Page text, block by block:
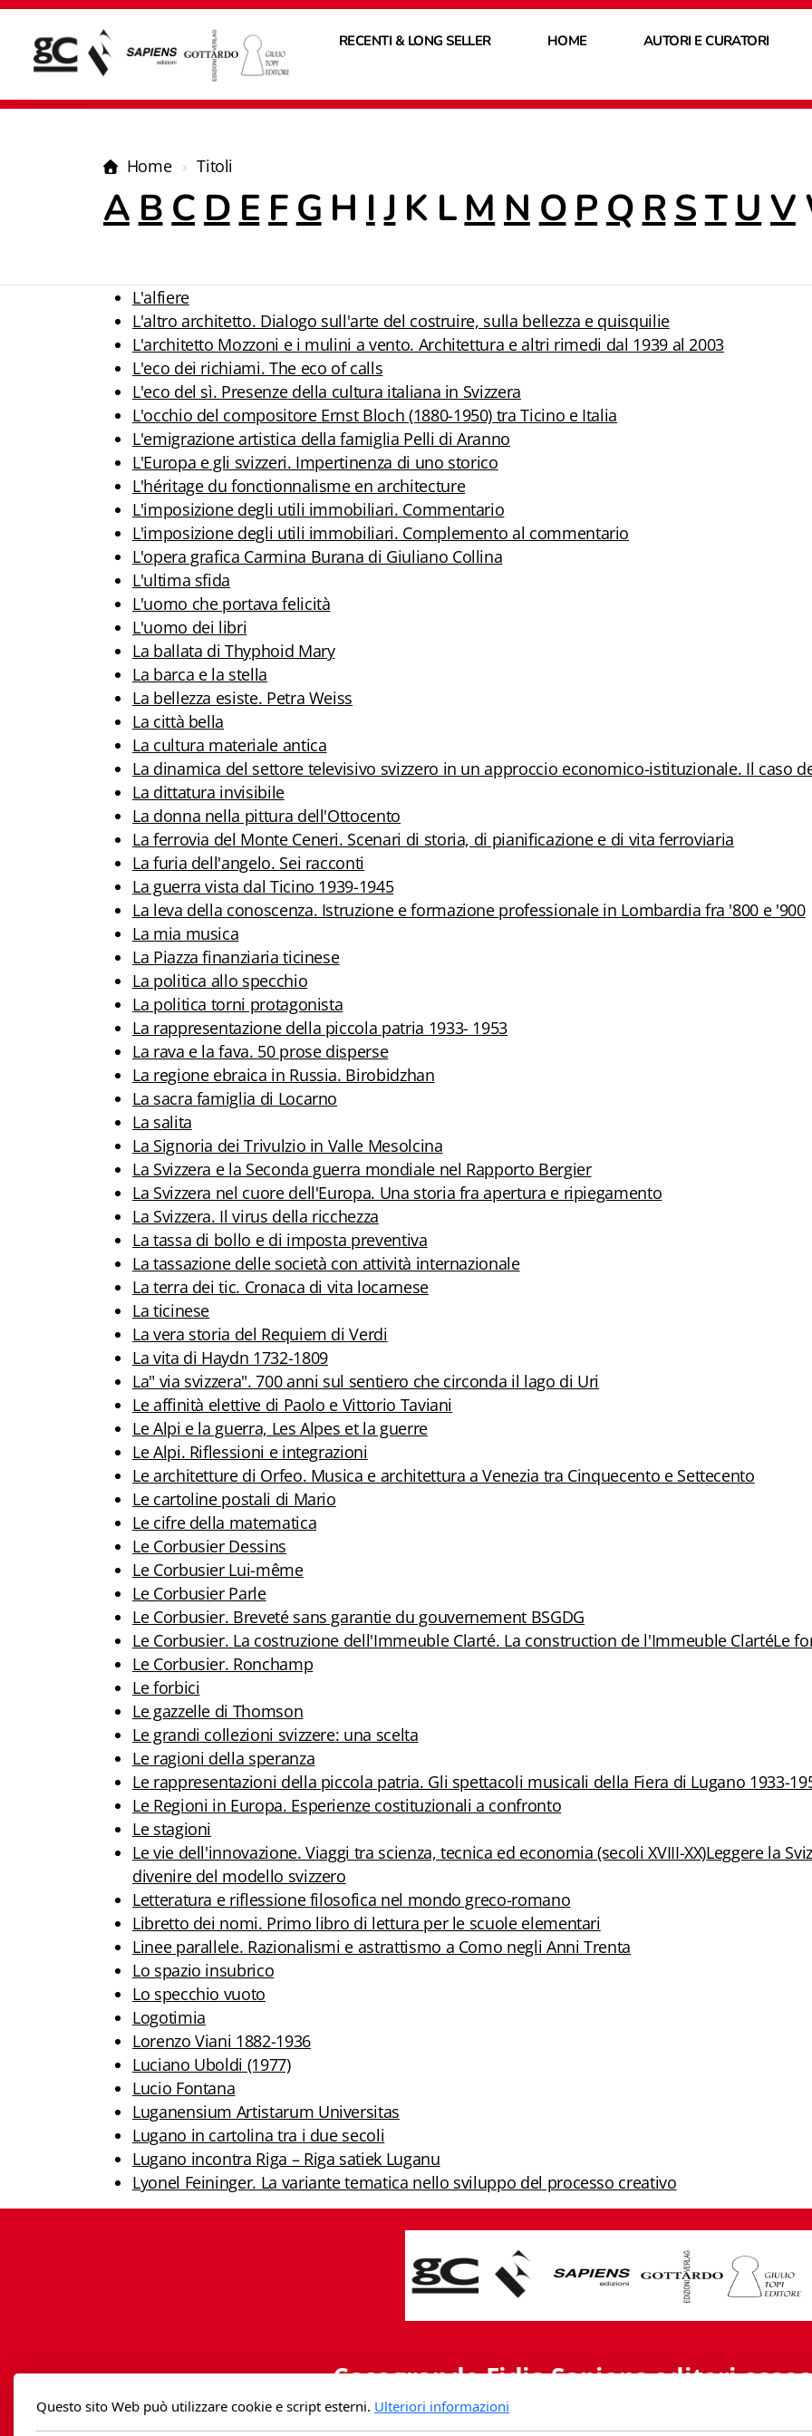
RECENTI & LONG SELLER HOME AUTORI E CURATORI
Home Titoli
ABCDEFGH IJK LMNOPQRSTUV
L'alfiere
L'altro architetto. Dialogo sull'arte del costruire, sulla bellezza e quisquilie
L'architetto Mozzoni e i mulini a vento. Architettura e altri rimedi dal 1939 al 2003
L'eco dei richiami. The eco of calls
L'eco del sì. Presenze della cultura italiana in Svizzera
L'occhio del compositore Ernst Bloch (1880-1950) tra Ticino e Italia
L'emigrazione artistica della famiglia Pelli di Aranno
L'Europa e gli svizzeri. Impertinenza di uno storico
L'héritage du fonctionnalisme en architecture
L'imposizione degli utili immobiliari. Commentario
L'imposizione degli utili immobiliari. Complemento al commentario
L'opera grafica Carmina Burana di Giuliano Collina
L'ultima sfida
L'uomo che portava felicità
L'uomo dei libri
La ballata di Thyphoid Mary
La barca e la stella
La bellezza esiste. Petra Weiss
La città bella
La cultura materiale antica
La dinamica del settore televisivo svizzero in un approccio economico-istituzionale. Il caso
La dittatura invisibile
La donna nella pittura dell'Ottocento
La ferrovia del Monte Ceneri. Scenari di storia, di pianificazione e di vita ferroviaria
La furia dell'angelo. Sei racconti
La guerra vista dal Ticino 1939-1945
La leva della conoscenza. Istruzione e formazione professionale in Lombardia fra '800 e '900
La mia musica
La Piazza finanziaria ticinese
La politica allo specchio
La politica torni protagonista
La rappresentazione della piccola patria 1933- 1953
La rava e la fava. 50 prose disperse
La regione ebraica in Russia. Birobidzhan
La sacra famiglia di Locarno
La salita
La Signoria dei Trivulzio in Valle Mesolcina
La Svizzera e la Seconda guerra mondiale nel Rapporto Bergier
La Svizzera nel cuore dell'Europa. Una storia fra apertura e ripiegamento
La Svizzera. Il virus della ricchezza
La tassa di bollo e di imposta preventiva
La tassazione delle società con attività internazionale
La terra dei tic. Cronaca di vita locarnese
La ticinese
La vera storia del Requiem di Verdi
La vita di Haydn 1732-1809
La" via svizzera". 700 anni sul sentiero che circonda il lago di Uri
Le affinità elettive di Paolo e Vittorio Taviani
Le Alpi e la guerra, Les Alpes et la guerre
Le Alpi. Riflessioni e integrazioni
Le architetture di Orfeo. Musica e architettura a Venezia tra Cinquecento e Settecento
Le cartoline postali di Mario
Le cifre della matematica
Le Corbusier Dessins
Le Corbusier Lui-même
Le Corbusier Parle
Le Corbusier. Breveté sans garantie du gouvernement BSGDG
Le Corbusier. La costruzione dell'Immeuble Clarté. La construction de l'Immeuble ClartéLe
Le Corbusier. Ronchamp
Le forbici
Le gazzelle di Thomson
Le grandi collezioni svizzere: una scelta
Le ragioni della speranza
Le rappresentazioni della piccola patria. Gli spettacoli musicali della Fiera di Lugano 1933-
Le Regioni in Europa. Esperienze costituzionali a confronto
Le stagioni
Le vie dell'innovazione. Viaggi tra scienza, tecnica ed economia (secoli XVIII-XX)Leggere la
divenire del modello svizzero
Letteratura e riflessione filosofica nel mondo greco-romano
Libretto dei nomi. Primo libro di lettura per le scuole elementari
Linee parallele. Razionalismi e astrattismo a Como negli Anni Trenta
Lo spazio insubrico
Lo specchio vuoto
Logotimia
Lorenzo Viani 1882-1936
Luciano Uboldi (1977)
Lucio Fontana
Luganensium Artistarum Universitas
Lugano in cartolina tra i due secoli
Lugano incontra Riga – Riga satiek Luganu
Lyonel Feininger. La variante tematica nello sviluppo del processo creativo
Casagrande Fidia Sapiens editori
Via B. Lambertenghi 5 - 6900 Lugano
Questo sito Web può utilizzare cookie e script esterni. Ulteriori informazioni